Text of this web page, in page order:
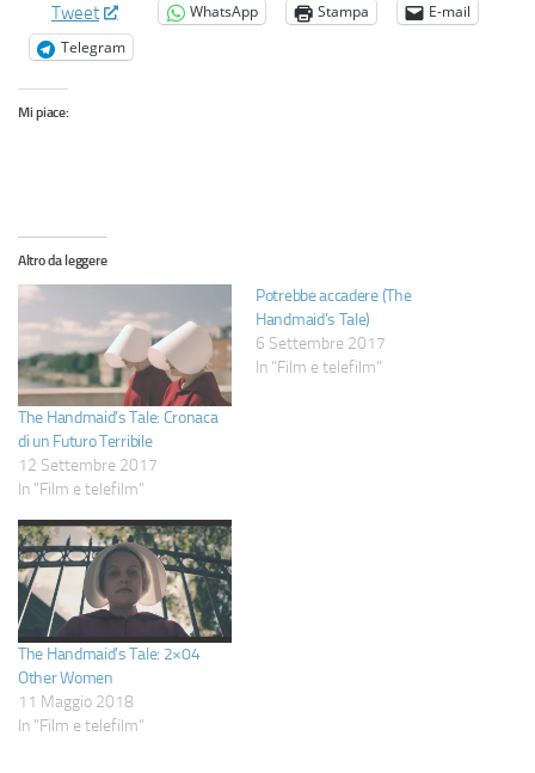
Tweet WhatsApp Stampa
E-mail
Telegram
Mi piace:
Altro da leggere
The Handmaid’s Tale: Cronaca
di un Futuro Terribile
12 Settembre 2017
In "Film e telefilm"
Potrebbe accadere (The
Handmaid’s Tale)
6 Settembre 2017
In "Film e telefilm"
The Handmaid’s Tale: 2×04
Other Women
11 Maggio 2018
In "Film e telefilm"